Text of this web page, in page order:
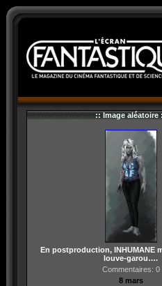
:: Image aléatoire
En postproduction, INHUMANE
louve-garou….
Commentaires: 0
8 mars